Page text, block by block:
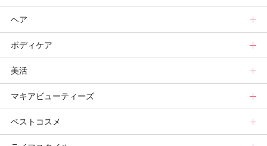
スキンケアまとめ
スキンケア診断
ニュース
メイクまとめ
ベースメイクカタログ
メイク診断
新色トップ
クリスマスコフレ
秋新色
新色コスメスウォッチ
ビューティ速報
ヘア
ヘアトップ
ニュース
ヘアカタログ
ヘアまとめ
ボディケア
ボディケアトップ
ニュース
ボディケアまとめ
美活
美活トップ
美活グランプリ
マキアビューティーズ
マキアビューティーズトップ
ベストコスメ